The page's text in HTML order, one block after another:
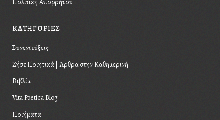
Πολιτική Απορρήτου
KΑΤΗΓΟΡΙΕΣ
Συνεντεύξεις
Ζήσε Ποιητικά | Άρθρα στην Καθημερινή
Βιβλία
Vita Poetica Blog
Ποιήματα